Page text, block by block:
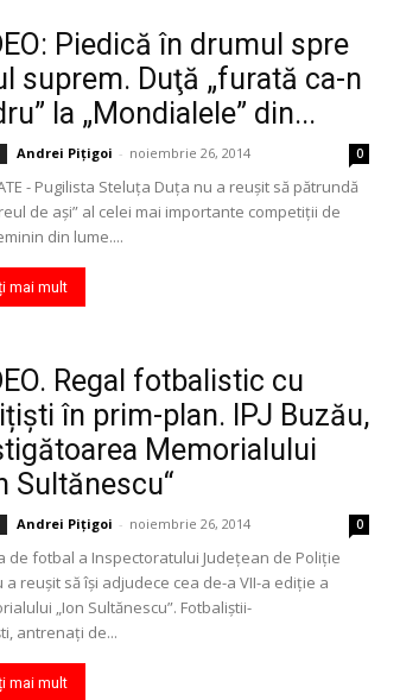
Piedică în drumul spre
suprem. Duţă „furată ca-n
la „Mondialele” din...
Andrei Pițigoi - noiembrie 26, 2014 0
- Pugilista Steluţa Duţa nu a reuşit să pătrundă
de aşi” al celei mai importante competiţii de
din lume....
mai mult
Regal fotbalistic cu
în prim-plan. IPJ Buzău,
Memorialului
Sultănescu“
Andrei Pițigoi - noiembrie 26, 2014 0
de fotbal a Inspectoratului Județean de Poliție
a reușit să își adjudece cea de-a VII-a ediție a
„Ion Sultănescu”. Fotbaliștii-
antrenați de...
mai mult